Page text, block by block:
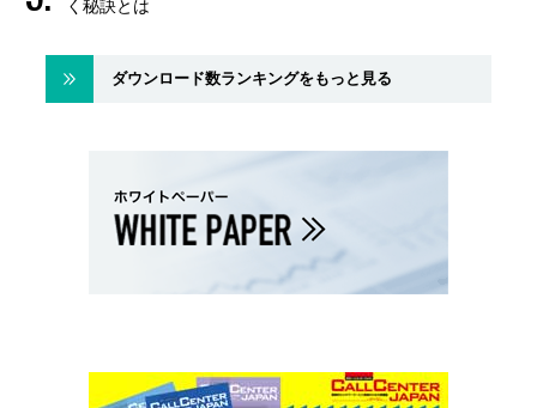
く秘訣とは
ダウンロード数ランキングをもっと見る